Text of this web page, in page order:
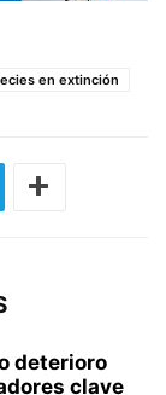
en extinción
deterioro
clave